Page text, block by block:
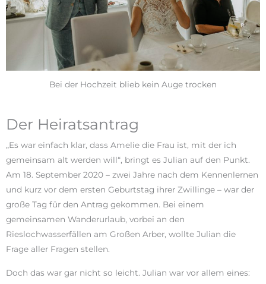
Bei der Hochzeit blieb kein Auge trocken
Der Heiratsantrag
„Es war einfach klar, dass Amelie die Frau ist, mit der ich
gemeinsam alt werden will“, bringt es Julian auf den Punkt.
Am 18. September 2020 – zwei Jahre nach dem Kennenlernen
und kurz vor dem ersten Geburtstag ihrer Zwillinge – war der
große Tag für den Antrag gekommen. Bei einem
gemeinsamen Wanderurlaub, vorbei an den
Rieslochwasserfällen am Großen Arber, wollte Julian die
Frage aller Fragen stellen.
Doch das war gar nicht so leicht. Julian war vor allem eines: